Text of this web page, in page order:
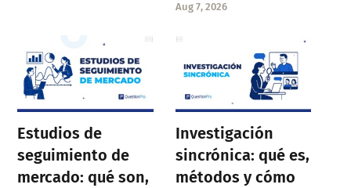
Aug 7, 2026
Estudios de
seguimiento de
mercado: qué son,
Investigación
sincrónica: qué es,
métodos y cómo